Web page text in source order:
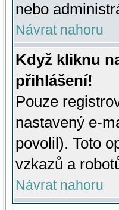
nebo
Návrat nahoru
Když kliknu
přihlášení!
Pouze
nastavený e-
povolil). Toto
vzkazů a
Návrat nahoru